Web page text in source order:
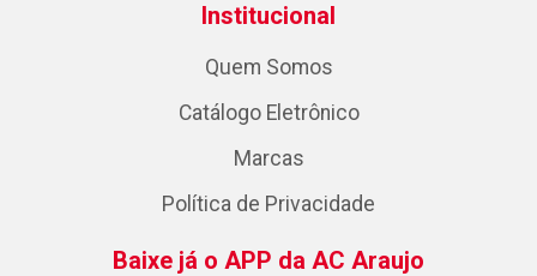
Institucional
Quem Somos
Catálogo Eletrônico
Marcas
Política de Privacidade
Baixe já o APP da AC Araujo